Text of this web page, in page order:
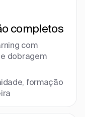
completos
com
dobragem
formação